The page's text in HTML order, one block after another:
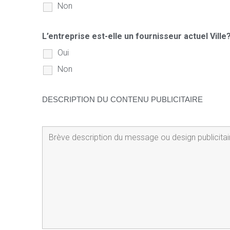
Non
L’entreprise est-elle un fournisseur actuel
Oui
Non
DESCRIPTION DU CONTENU PUBLICITAIRE